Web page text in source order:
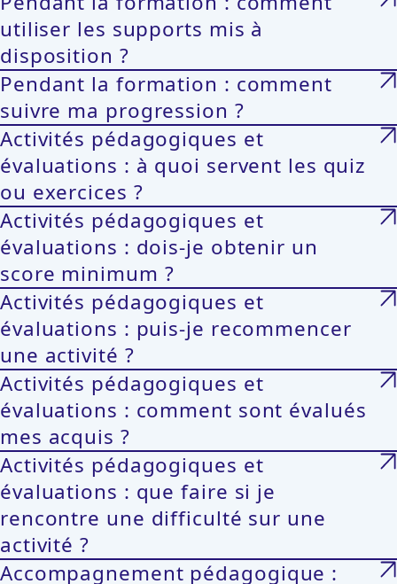
utiliser les supports mis à
disposition ?
Pendant la formation : comment
suivre ma progression ?
Activités pédagogiques et
évaluations : à quoi servent les quiz
ou exercices ?
Activités pédagogiques et
évaluations : dois-je obtenir un
score minimum ?
Activités pédagogiques et
évaluations : puis-je recommencer
une activité ?
Activités pédagogiques et
évaluations : comment sont évalués
mes acquis ?
Activités pédagogiques et
évaluations : que faire si je
rencontre une difficulté sur une
activité ?
Accompagnement pédagogique :